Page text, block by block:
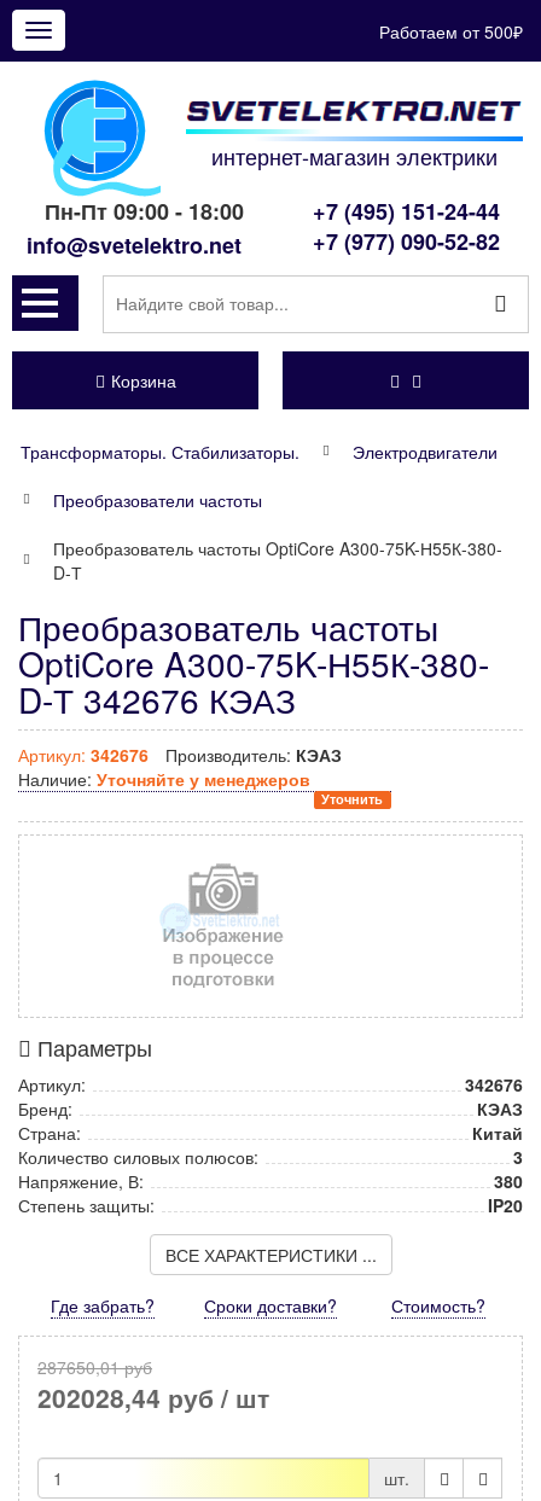
Показать
меню
Работаем от 500₽
интернет-магазин электрики
Пн-Пт 09:00 - 18:00
info@svetelektro.net
+7 (495) 151-24-44
+7 (977) 090-52-82
Корзина
Трансформаторы. Стабилизаторы.
Электродвигатели
Преобразователи частоты
Преобразователь частоты OptiCore A300-75K-Н55К-380-
D-Т
Преобразователь частоты
OptiCore A300-75K-Н55К-380-
D-Т 342676 КЭАЗ
Артикул: 342676 Производитель: КЭАЗ
Наличие: Уточняйте у менеджеров
Уточнить
Параметры
Артикул:
342676
Бренд:
КЭАЗ
Страна:
Китай
Количество силовых полюсов:
3
Напряжение, В:
380
Степень защиты:
IP20
ВСЕ ХАРАКТЕРИСТИКИ ...
Где забрать? Сроки доставки? Стоимость?
287650,01 руб
202028,44 руб / шт
шт.